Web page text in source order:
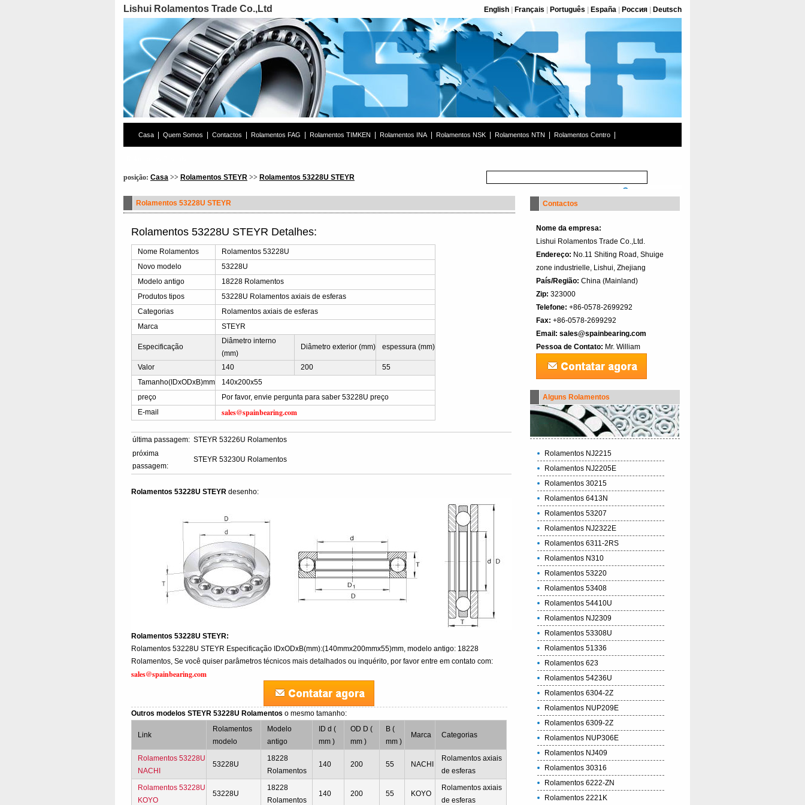
Lishui Rolamentos Trade Co.,Ltd English Français Português España Россия Deutsch
Casa Quem Somos Contactos Rolamentos FAG Rolamentos TIMKEN Rolamentos INA Rolamentos NSK Rolamentos NTN Rolamentos Centro
posição: Casa >> Rolamentos STEYR >> Rolamentos 53228U STEYR
Rolamentos 53228U STEYR
Rolamentos 53228U STEYR Detalhes:
Nome Rolamentos
Rolamentos 53228U
Novo modelo
53228U
Modelo antigo
18228 Rolamentos
Produtos tipos
53228U Rolamentos axiais de esferas
Categorias
Rolamentos axiais de esferas
Marca
STEYR
Especificação
Diâmetro interno
(mm)
Diâmetro exterior (mm) espessura (mm)
Valor 140 200
55
Tamanho(IDxODxB)mm
140x200x55
preço
Por favor, envie pergunta para saber 53228U preço
E-mail
sales@spainbearing.com
última passagem: STEYR 53226U Rolamentos
próxima
passagem:
STEYR 53230U Rolamentos
Rolamentos 53228U STEYR desenho:
Rolamentos 53228U STEYR:
Rolamentos 53228U STEYR Especificação IDxODxB(mm):(140mmx200mmx55)mm, modelo antigo: 18228
Rolamentos, Se você quiser parâmetros técnicos mais detalhados ou inquérito, por favor entre em contato com:
sales@spainbearing.com
Outros modelos STEYR 53228U Rolamentoso mesmo tamanho:
Link
Rolamentos
modelo
Modelo
antigo
ID d (
mm )
OD D (
mm )
B (
mm )
Marca Categorias
Rolamentos 53228U
NACHI
53228U
18228
Rolamentos
140 200 55 NACHI
Rolamentos axiais
de esferas
Rolamentos 53228U
KOYO
53228U
18228
Rolamentos
140 200 55 KOYO
Rolamentos axiais
de esferas
Contactos
Nome da empresa:
Lishui Rolamentos Trade Co.,Ltd.
Endereço: No.11 Shiting Road, Shuige
zone industrielle, Lishui, Zhejiang
País/Região: China (Mainland)‎
Zip: 323000
Telefone: +86-0578-2699292
Fax: +86-0578-2699292
Email: sales@spainbearing.com
Pessoa de Contato: Mr. William
Alguns Rolamentos
Rolamentos NJ2215
Rolamentos NJ2205E
Rolamentos 30215
Rolamentos 6413N
Rolamentos 53207
Rolamentos NJ2322E
Rolamentos 6311-2RS
Rolamentos N310
Rolamentos 53220
Rolamentos 53408
Rolamentos 54410U
Rolamentos NJ2309
Rolamentos 53308U
Rolamentos 51336
Rolamentos 623
Rolamentos 54236U
Rolamentos 6304-2Z
Rolamentos NUP209E
Rolamentos 6309-2Z
Rolamentos NUP306E
Rolamentos NJ409
Rolamentos 30316
Rolamentos 6222-ZN
Rolamentos 2221K